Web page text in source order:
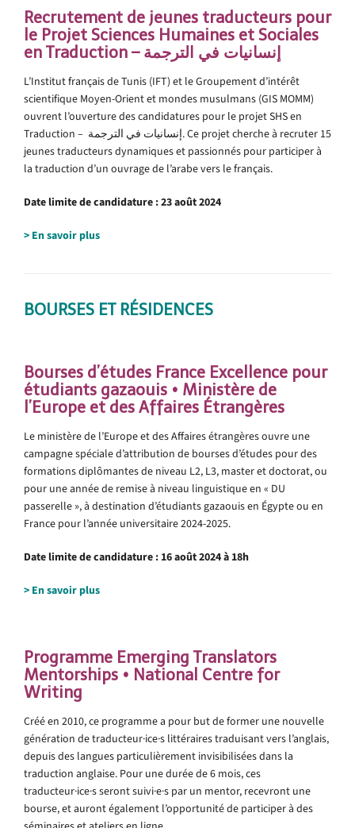
Recrutement de jeunes traducteurs pour
le Projet Sciences Humaines et Sociales
en Traduction – إنسانيات في الترجمة
L’Institut français de Tunis (IFT) et le Groupement d’intérêt
scientifique Moyen-Orient et mondes musulmans (GIS MOMM)
ouvrent l’ouverture des candidatures pour le projet SHS en
Traduction – إنسانيات في الترجمة. Ce projet cherche à recruter 15
jeunes traducteurs dynamiques et passionnés pour participer à
la traduction d’un ouvrage de l’arabe vers le français.
Date limite de candidature : 23 août 2024
> En savoir plus
BOURSES ET RÉSIDENCES
Bourses d’études France Excellence pour
étudiants gazaouis • Ministère de
l’Europe et des Affaires Étrangères
Le ministère de l’Europe et des Affaires étrangères ouvre une
campagne spéciale d’attribution de bourses d’études pour des
formations diplômantes de niveau L2, L3, master et doctorat, ou
pour une année de remise à niveau linguistique en « DU
passerelle », à destination d’étudiants gazaouis en Égypte ou en
France pour l’année universitaire 2024-2025.
Date limite de candidature : 16 août 2024 à 18h
> En savoir plus
Programme Emerging Translators
Mentorships • National Centre for
Writing
Créé en 2010, ce programme a pour but de former une nouvelle
génération de traducteur·ice·s littéraires traduisant vers l’anglais,
depuis des langues particulièrement invisibilisées dans la
traduction anglaise. Pour une durée de 6 mois, ces
traducteur·ice·s seront suivi·e·s par un mentor, recevront une
bourse, et auront également l’opportunité de participer à des